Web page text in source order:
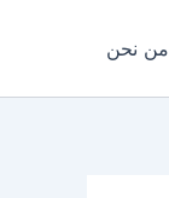
من نحن